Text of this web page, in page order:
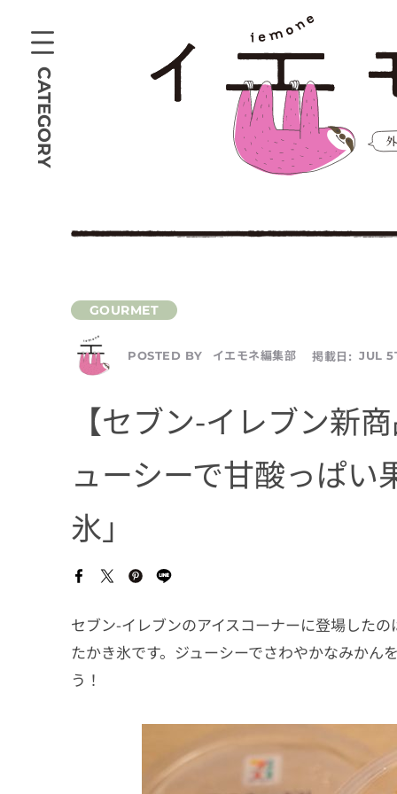
CATEGORY
POSTED BY イエモネ編集部 掲載日: JUL
【セブン-イレブン新
ューシーで甘酸っぱ
氷」
セブン-イレブンのアイスコーナーに登場した
たかき氷です。ジューシーでさわやかなみかん
う！